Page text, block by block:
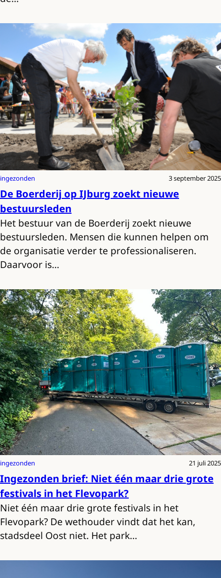
ingezonden 3 september 2025
De Boerderij op IJburg zoekt nieuwe
bestuursleden
Het bestuur van de Boerderij zoekt nieuwe
bestuursleden. Mensen die kunnen helpen om
de organisatie verder te professionaliseren.
Daarvoor is…
ingezonden 21 juli 2025
Ingezonden brief: Niet één maar drie grote
festivals in het Flevopark?
Niet één maar drie grote festivals in het
Flevopark? De wethouder vindt dat het kan,
stadsdeel Oost niet. Het park…